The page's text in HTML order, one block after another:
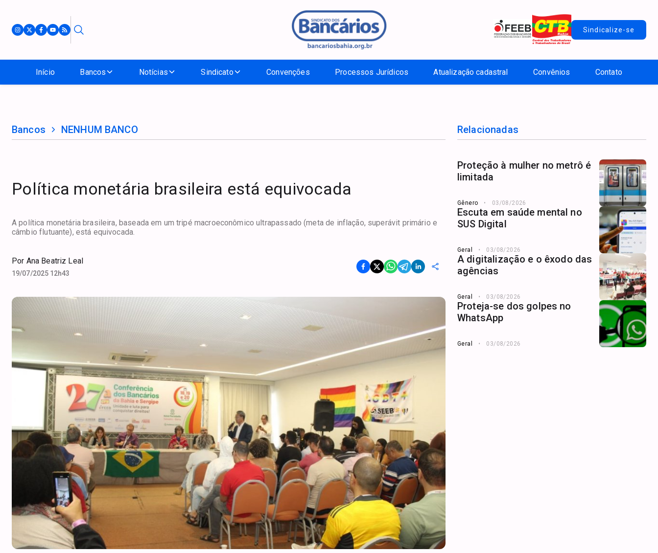
Sindicalize-se
Início Bancos Notícias Sindicato Convenções Processos Jurídicos Atualização cadastral Convênios Contato
Bancos NENHUM BANCO
Política monetária brasileira está equivocada
A política monetária brasileira, baseada em um tripé macroeconômico ultrapassado (meta de inflação, superávit primário e
câmbio flutuante), está equivocada.
Por Ana Beatriz Leal
19/07/2025 12h43
Relacionadas
Proteção à mulher no metrô é
limitada
Gênero 03/08/2026
Escuta em saúde mental no
SUS Digital
Geral 03/08/2026
A digitalização e o êxodo das
agências
Geral 03/08/2026
Proteja-se dos golpes no
WhatsApp
Geral 03/08/2026